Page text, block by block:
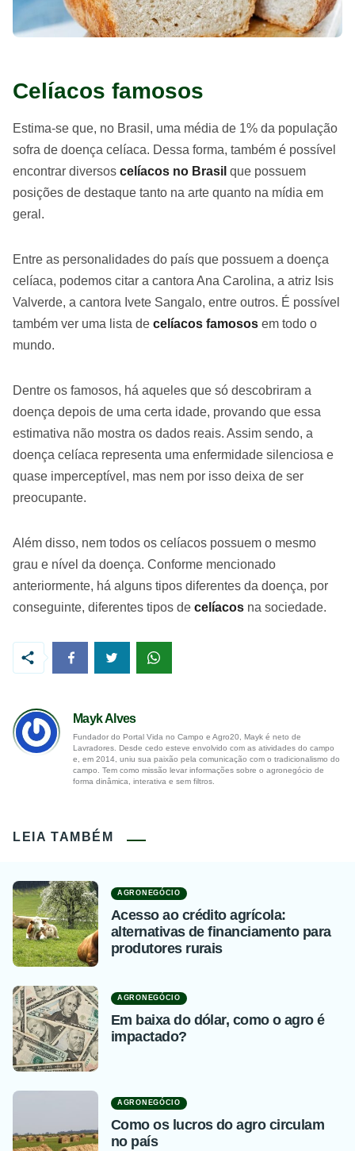
Celíacos famosos
Estima-se que, no Brasil, uma média de 1% da população
sofra de doença celíaca. Dessa forma, também é possível
encontrar diversos celíacos no Brasil que possuem
posições de destaque tanto na arte quanto na mídia em
geral.
Entre as personalidades do país que possuem a doença
celíaca, podemos citar a cantora Ana Carolina, a atriz Isis
Valverde, a cantora Ivete Sangalo, entre outros. É possível
também ver uma lista de celíacos famosos em todo o
mundo.
Dentre os famosos, há aqueles que só descobriram a
doença depois de uma certa idade, provando que essa
estimativa não mostra os dados reais. Assim sendo, a
doença celíaca representa uma enfermidade silenciosa e
quase imperceptível, mas nem por isso deixa de ser
preocupante.
Além disso, nem todos os celíacos possuem o mesmo
grau e nível da doença. Conforme mencionado
anteriormente, há alguns tipos diferentes da doença, por
conseguinte, diferentes tipos de celíacos na sociedade.
Mayk Alves
Fundador do Portal Vida no Campo e Agro20, Mayk é neto de
Lavradores. Desde cedo esteve envolvido com as atividades do campo
e, em 2014, uniu sua paixão pela comunicação com o tradicionalismo do
campo. Tem como missão levar informações sobre o agronegócio de
forma dinâmica, interativa e sem filtros.
LEIA TAMBÉM
AGRONEGÓCIO
Acesso ao crédito agrícola:
alternativas de financiamento para
produtores rurais
AGRONEGÓCIO
Em baixa do dólar, como o agro é
impactado?
AGRONEGÓCIO
Como os lucros do agro circulam
no país